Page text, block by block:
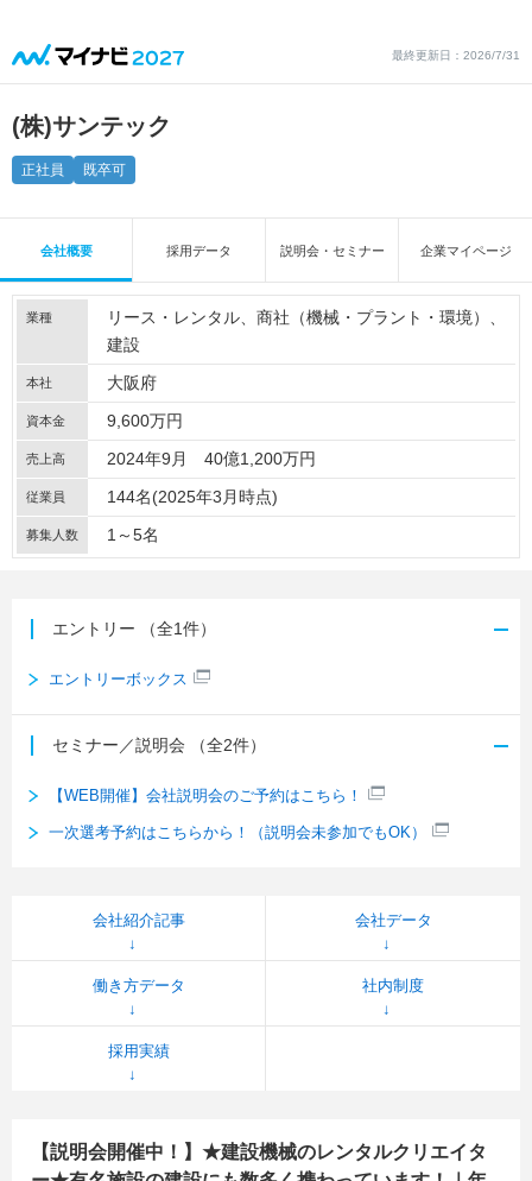
最終更新日：2026/7/31
(株)サンテック
正社員 既卒可
会社概要 採用データ 説明会・セミナー 企業マイページ
業種 リース・レンタル
商社（機械・プラント・環境）
建設
本社 大阪府
資本金 9,600万円
売上高 2024年9月 40億1,200万円
従業員 144名(2025年3月時点)
募集人数 1～5名
エントリー （全1件）
エントリーボックス
セミナー／説明会 （全2件）
【WEB開催】会社説明会のご予約はこちら！
一次選考予約はこちらから！（説明会未参加でもOK）
会社紹介記事 会社データ
働き方データ 社内制度
採用実績
【説明会開催中！】★建設機械のレンタルクリエイタ